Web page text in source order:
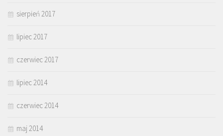
sierpień 2017
lipiec 2017
czerwiec 2017
lipiec 2014
czerwiec 2014
maj 2014